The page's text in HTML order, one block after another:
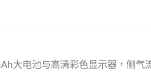
大电池与高清彩色显示器，侧气